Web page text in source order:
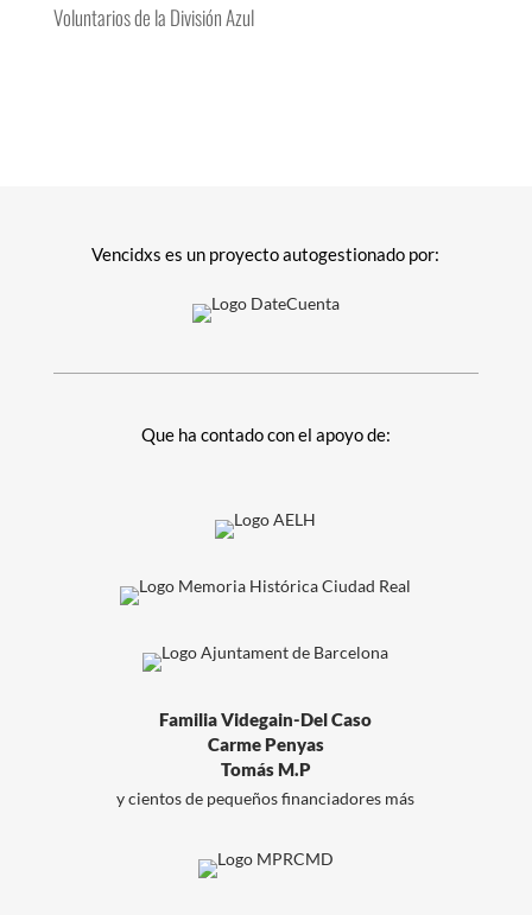
Voluntarios de la División Azul
Vencidxs es un proyecto autogestionado por:
Que ha contado con el apoyo de:
Familia Videgain-Del Caso
Carme Penyas
Tomás M.P
y cientos de pequeños financiadores más